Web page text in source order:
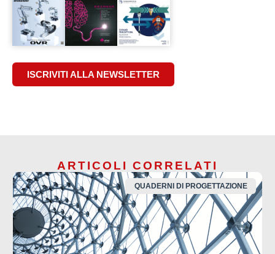
ISCRIVITI ALLA NEWSLETTER
ARTICOLI CORRELATI
QUADERNI DI PROGETTAZIONE